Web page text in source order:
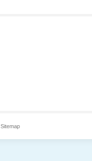
Sitemap